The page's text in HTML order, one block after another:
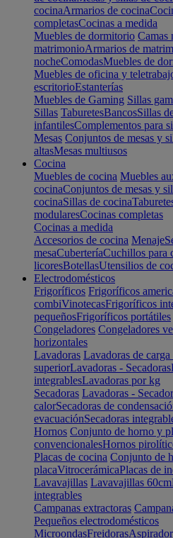
cocinaArmarios de cocina
completasCocinas a medida
Muebles de dormitorio Camas
matrimonioArmarios de
nocheComodasMuebles de
Muebles de oficina y
escritorioEstanterías
Muebles de Gaming Sillas
Sillas TaburetesBancosSillas
infantilesComplementos para
Mesas Conjuntos de mesas y
altasMesas multiusos
Cocina
Muebles de cocina Muebles
cocinaConjuntos de mesas y
cocinaSillas de cocina
modularesCocinas completas
Cocinas a medida
Accesorios de cocina Menaje
mesaCuberteríaCuchillos para
licoresBotellasUtensilios de
Electrodomésticos
Frigoríficos Frigoríficos
combiVinotecasFrigoríficos
pequeñosFrigoríficos portátiles
Congeladores Congeladores
horizontales
Lavadoras Lavadoras de
superiorLavadoras - Secadoras
integrablesLavadoras por kg
Secadoras Lavadoras -
calorSecadoras de
evacuaciónSecadoras
Hornos Conjunto de horno y
convencionalesHornos
Placas de cocina Conjunto de
placaVitrocerámicaPlacas de
Lavavajillas Lavavajillas 60cm
integrables
Campanas extractoras
Pequeños electrodomésticos
MicroondasFreidoras